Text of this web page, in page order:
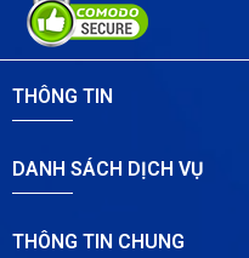
THÔNG TIN
DANH SÁCH DỊCH VỤ
THÔNG TIN CHUNG